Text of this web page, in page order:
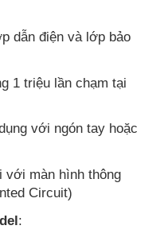
dẫn điện và lớp bảo
1 triệu lần chạm tại
với ngón tay hoặc
với màn hình thông
Circuit)
: